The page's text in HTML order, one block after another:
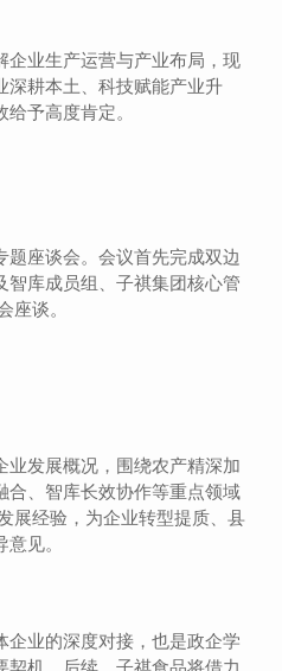
企业生产运营与产业布局，现
深耕本土、科技赋能产业升
予高度肯定。
题座谈会。会议首先完成双边
智库成员组、子祺集团核心管
座谈。
业发展概况，围绕农产精深加
合、智库长效协作等重点领域
展经验，为企业转型提质、县
见。
企业的深度对接，也是政企学
机。后续，子祺食品将借力